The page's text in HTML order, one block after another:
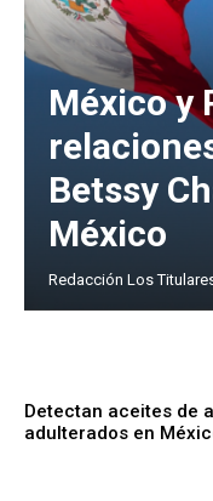
México y
Betssy
México
Redacción Los
Detectan aceites de
adulterados en